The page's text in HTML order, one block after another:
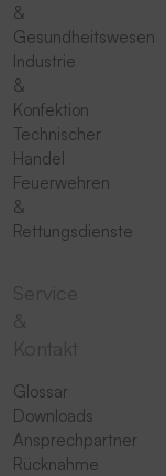
&
Gesundheitswesen
Industrie
&
Konfektion
Technischer
Handel
Feuerwehren
&
Rettungsdienste
Glossar
Downloads
Ansprechpartner
Rücknahme